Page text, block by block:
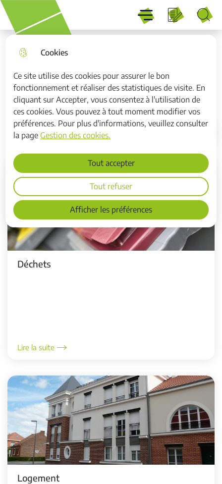
Cookies
Ce site utilise des cookies pour assurer le bon
fonctionnement et réaliser des statistiques de visite. En
cliquant sur Accepter, vous consentez à l'utilisation de
ces cookies. Vous pouvez à tout moment modifier vos
préférences. Pour plus d'informations, veuillez consulter
la pageGestion des cookies.
Afficher les préférences
Tout accepter
Tout refuser
menu
Aller à la
recherche
Aller au
contenu
principal
Consulter
le plan du
site
Menu principal
Menu
VIVRE
Accueil
Déchets
Lire la suite
Logement